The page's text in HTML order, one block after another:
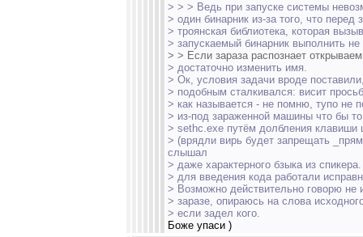
> > > Ведь при запуске системы
> один бинарник из-за того, что перед
> троянская библиотека, которая
> запускаемый бинарник выполнить не
> > Если зараза распознает
> достаточно изменить имя.
> Ок, условия задачи вроде
> подобным сталкивался: висит
> как называется - не помню, тупо не
> из-под зараженной машины что бы
> sethc.exe путём долбления
> (врядли вирь будет запрещать
слышал
> даже характерного бзыка из
> для введения кода работали
> Возможно действительно говорю не
> заразе, опираюсь на слова
> если задел кого.
Боже упаси )